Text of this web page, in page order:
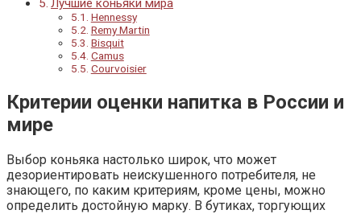
Лучшие коньяки мира
Hennessy
Remy Martin
Bisquit
Camus
Courvoisier
Критерии оценки напитка в России и
мире
Выбор коньяка настолько широк, что может
дезориентировать неискушенного потребителя, не
знающего, по каким критериям, кроме цены, можно
определить достойную марку. В бутиках, торгующих